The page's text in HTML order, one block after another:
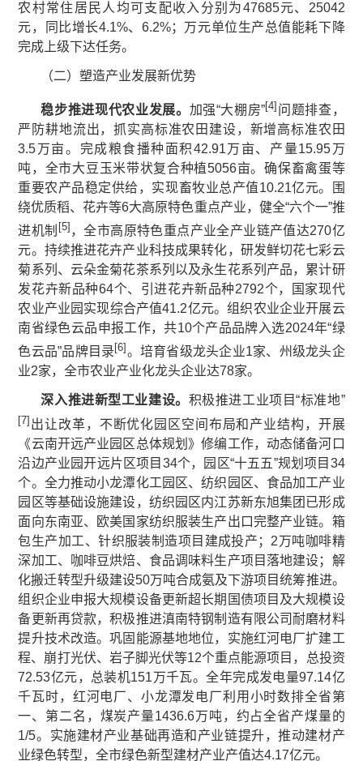
农村常住居民人均可支配收入分别为47685元、25042
元，同比增长4.1%、6.2%；万元单位生产总值能耗下降
完成上级下达任务。
（二）塑造产业发展新优势
稳步推进现代农业发展。 加强“大棚房”[4] 问题排查，
严防耕地流出，抓实高标准农田建设，新增高标准农田
3.5万亩。完成粮食播种面积42.91万亩、产量15.95万
吨，全市大豆玉米带状复合种植5056亩。确保畜禽蛋等
重要农产品稳定供给，实现畜牧业总产值10.21亿元。围
绕优质稻、花卉等6大高原特色重点产业，健全“六个一”推
进机制 [5] ，全市高原特色重点产业全产业链产值达270亿
元。持续推进花卉产业科技成果转化，研发鲜切花七彩云
菊系列、云朵金菊花茶系列以及永生花系列产品，累计研
发花卉新品种64个、引进花卉新品种2792个，国家现代
农业产业园实现综合产值41.2亿元。组织农业企业开展云
南省绿色云品申报工作，共10个产品品牌入选2024年“绿
色云品”品牌目录 [6] 。培育省级龙头企业1家、州级龙头企
业2家，全市农业产业化龙头企业达78家。
深入推进新型工业建设。 积极推进工业项目“标准地”
[7] 出让改革，不断优化园区空间布局和产业结构，开展
《云南开远产业园区总体规划》修编工作，动态储备河口
沿边产业园开远片区项目34个，园区“十五五”规划项目34
个。全力推动小龙潭化工园区、纺织园区、食品加工产业
园区等基础设施建设，纺织园区内江苏新东旭集团已形成
面向东南亚、欧美国家纺织服装生产出口完整产业链。箱
包生产加工、针织服装制造项目建成投产；2万吨咖啡精
深加工、咖啡豆烘焙、食品调味料生产项目落地建设；解
化搬迁转型升级建设50万吨合成氨及下游项目统筹推进。
组织企业申报大规模设备更新超长期国债项目及大规模设
备更新再贷款，积极推进滇南特钢制造有限公司耐磨材料
提升技术改造。巩固能源基地地位，实施红河电厂扩建工
程、崩打光伏、岩子脚光伏等12个重点能源项目，总投资
72.53亿元，总装机151万千瓦。全年完成发电量97.14亿
千瓦时，红河电厂、小龙潭发电厂利用小时数排全省第
一、第二名，煤炭产量1436.6万吨，约占全省产煤量的
1/5。实施建材产业基础再造和产业链提升，推动建材产
业绿色转型，全市绿色新型建材产业产值达4.17亿元。